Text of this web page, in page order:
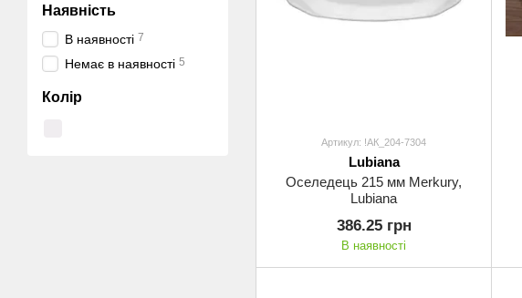
Артикул: !АК_204-7304
Lubiana
Оселедець 215 мм Merkury,
Lubiana
386.25 грн
В наявності
Наявність
В наявності 7
Немає в наявності 5
Колір